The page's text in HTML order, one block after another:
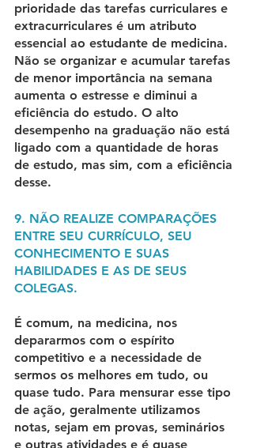
prioridade das tarefas curriculares e
extracurriculares é um atributo
essencial ao estudante de medicina.
Não se organizar e acumular tarefas
de menor importância na semana
aumenta o estresse e diminui a
eficiência do estudo. O alto
desempenho na graduação não está
ligado com a quantidade de horas
de estudo, mas sim, com a eficiência
desse.
9. NÃO REALIZE COMPARAÇÕES
ENTRE SEU CURRÍCULO, SEU
CONHECIMENTO E SUAS
HABILIDADES E AS DE SEUS
COLEGAS.
É comum, na medicina, nos
depararmos com o espírito
competitivo e a necessidade de
sermos os melhores em tudo, ou
quase tudo. Para mensurar esse tipo
de ação, geralmente utilizamos
notas, sejam em provas, seminários
e outras atividades e é quase